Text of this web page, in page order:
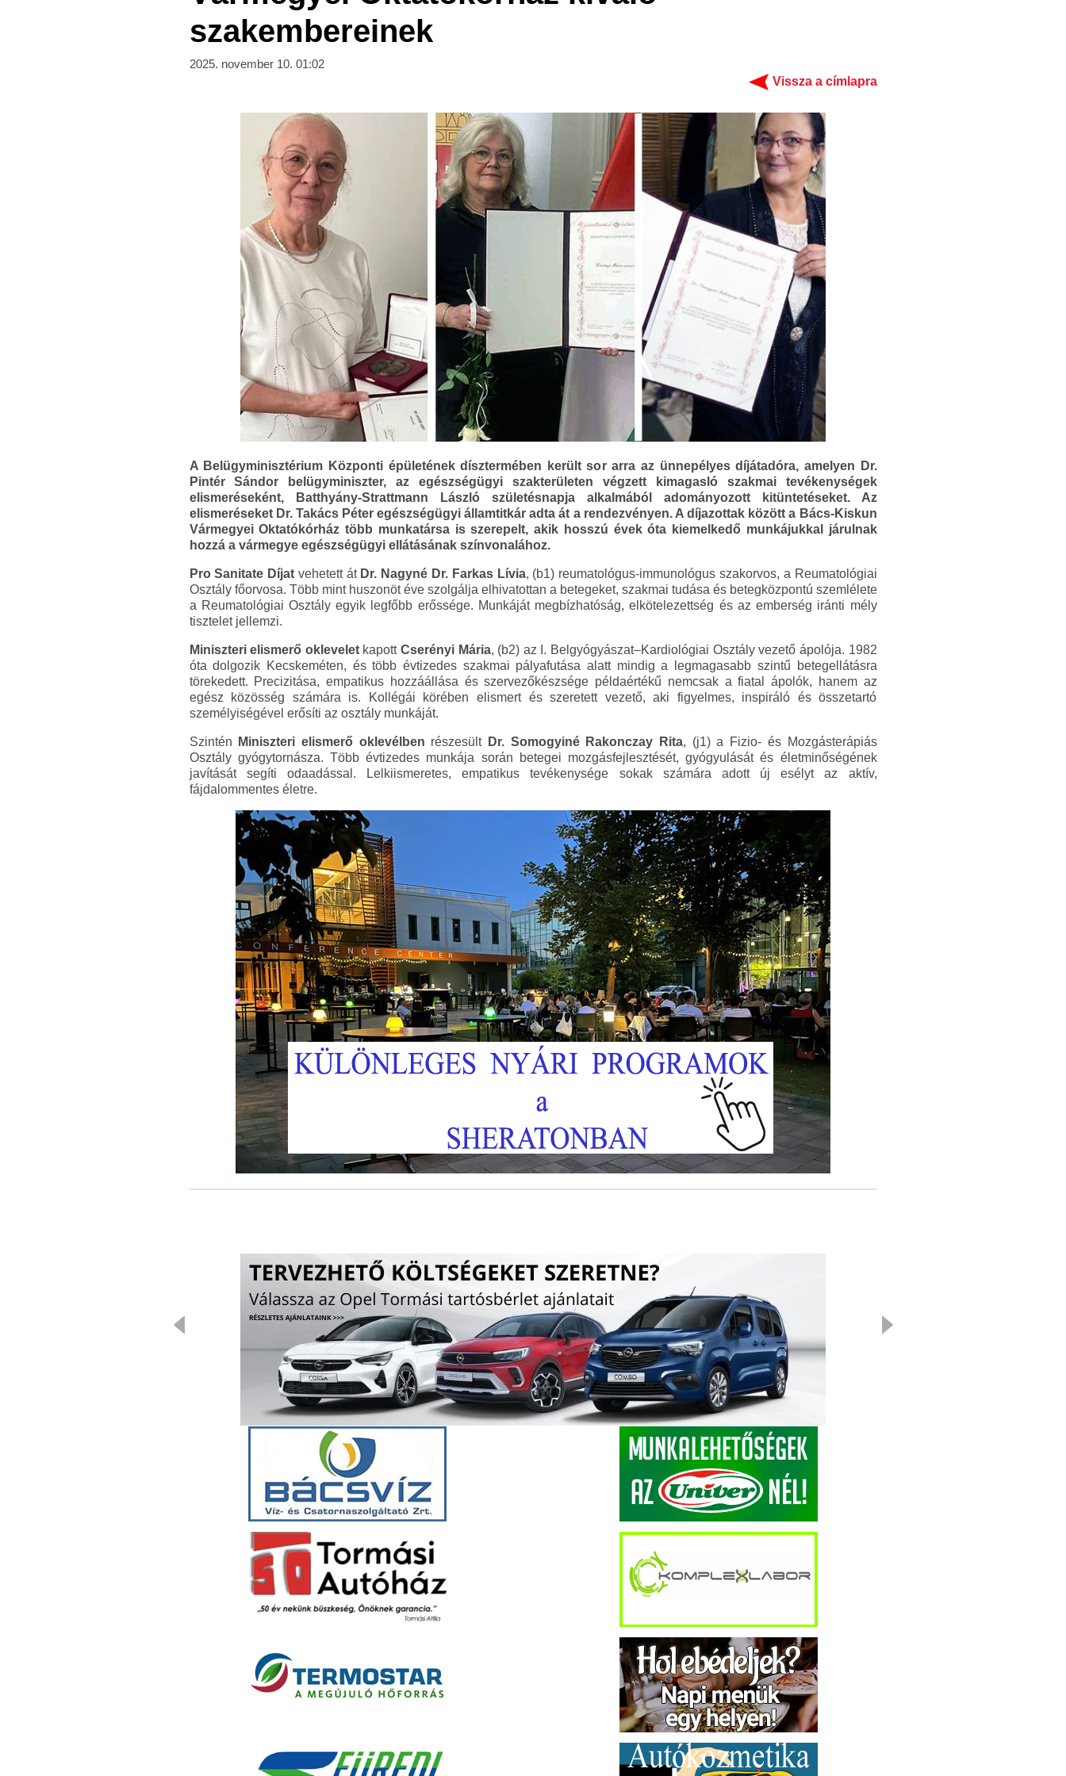
szakembereinek
2025. november 10. 01:02
Vissza a címlapra
A Belügyminisztérium Központi épületének dísztermében került sor arra az ünnepélyes díjátadóra, amelyen Dr.
Pintér Sándor belügyminiszter, az egészségügyi szakterületen végzett kimagasló szakmai tevékenységek
elismeréseként, Batthyány-Strattmann László születésnapja alkalmából adományozott kitüntetéseket. Az
elismeréseket Dr. Takács Péter egészségügyi államtitkár adta át a rendezvényen. A díjazottak között a Bács-Kiskun
Vármegyei Oktatókórház több munkatársa is szerepelt, akik hosszú évek óta kiemelkedő munkájukkal járulnak
hozzá a vármegye egészségügyi ellátásának színvonalához.
Pro Sanitate Díjat vehetett át Dr. Nagyné Dr. Farkas Lívia, (b1) reumatológus-immunológus szakorvos, a Reumatológiai
Osztály főorvosa. Több mint huszonöt éve szolgálja elhivatottan a betegeket, szakmai tudása és betegközpontú szemlélete
a Reumatológiai Osztály egyik legfőbb erőssége. Munkáját megbízhatóság, elkötelezettség és az emberség iránti mély
tisztelet jellemzi.
Miniszteri elismerő okleveletkapott Cserényi Mária, (b2) az I. Belgyógyászat–Kardiológiai Osztály vezető ápolója. 1982
óta dolgozik Kecskeméten, és több évtizedes szakmai pályafutása alatt mindig a legmagasabb szintű betegellátásra
törekedett. Precizitása, empatikus hozzáállása és szervezőkészsége példaértékű nemcsak a fiatal ápolók, hanem az
egész közösség számára is. Kollégái körében elismert és szeretett vezető, aki figyelmes, inspiráló és összetartó
személyiségével erősíti az osztály munkáját.
Szintén Miniszteri elismerő oklevélben részesült Dr. Somogyiné Rakonczay Rita, (j1) a Fizio- és Mozgásterápiás
Osztály gyógytornásza. Több évtizedes munkája során betegei mozgásfejlesztését, gyógyulását és életminőségének
javítását segíti odaadással. Lelkiismeretes, empatikus tevékenysége sokak számára adott új esélyt az aktív,
fájdalommentes életre.